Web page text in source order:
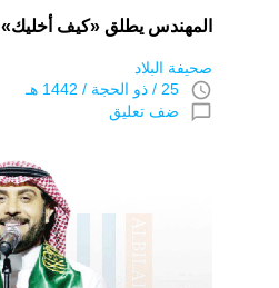
المهندس يطلق «كيف أخليك»
صحيفة البلاد
access_time 25 / ذو الحجة / 1442 هـ 3 أغسطس 2021
chat_bubble_outline ضف تعليق